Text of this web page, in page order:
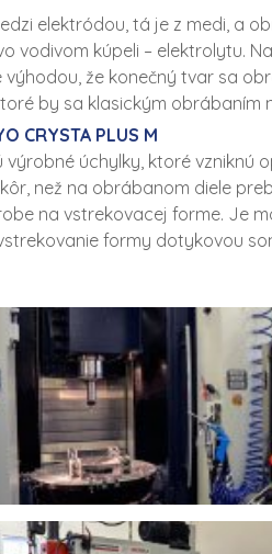
elektródou, tá je z medi, a
vodivom kúpeli – elektrolytu.
že konečný tvar sa
by sa klasickým
CRYSTA PLUS M
úchylky, ktoré
než na obrábanom diele
na vstrekovacej forme. Je
formy dotykovou